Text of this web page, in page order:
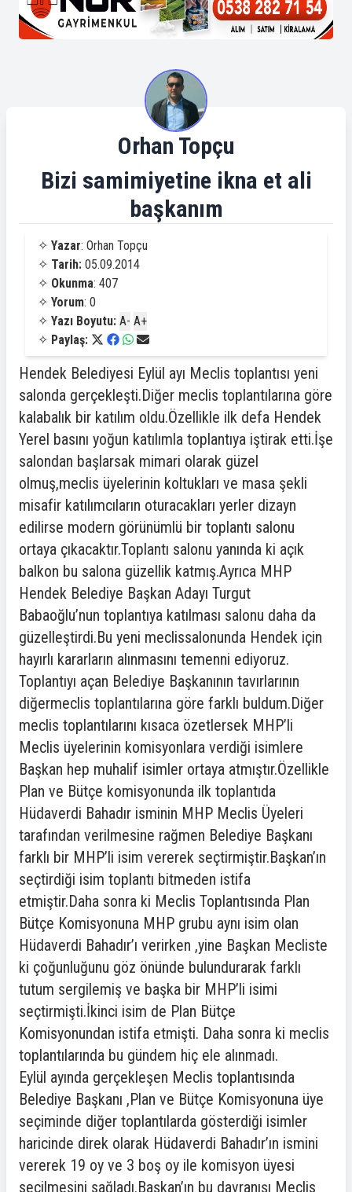
Orhan Topçu
Bizi samimiyetine ikna et ali
başkanım
✧ Yazar: Orhan Topçu
✧ Tarih: 05.09.2014
✧ Okunma: 407
✧ Yorum: 0
✧ Yazı Boyutu: A- A+
✧ Paylaş:
Hendek Belediyesi Eylül ayı Meclis toplantısı yeni
salonda gerçekleşti.Diğer meclis toplantılarına göre
kalabalık bir katılım oldu.Özellikle ilk defa Hendek
Yerel basını yoğun katılımla toplantıya iştirak etti.İşe
salondan başlarsak mimari olarak güzel
olmuş,meclis üyelerinin koltukları ve masa şekli
misafir katılımcıların oturacakları yerler dizayn
edilirse modern görünümlü bir toplantı salonu
ortaya çıkacaktır.Toplantı salonu yanında ki açık
balkon bu salona güzellik katmış.Ayrıca MHP
Hendek Belediye Başkan Adayı Turgut
Babaoğlu’nun toplantıya katılması salonu daha da
güzelleştirdi.Bu yeni meclissalonunda Hendek için
hayırlı kararların alınmasını temenni ediyoruz.
Toplantıyı açan Belediye Başkanının tavırlarının
diğermeclis toplantılarına göre farklı buldum.Diğer
meclis toplantılarını kısaca özetlersek MHP’li
Meclis üyelerinin komisyonlara verdiği isimlere
Başkan hep muhalif isimler ortaya atmıştır.Özellikle
Plan ve Bütçe komisyonunda ilk toplantıda
Hüdaverdi Bahadır isminin MHP Meclis Üyeleri
tarafından verilmesine rağmen Belediye Başkanı
farklı bir MHP’li isim vererek seçtirmiştir.Başkan’ın
seçtirdiği isim toplantı bitmeden istifa
etmiştir.Daha sonra ki Meclis Toplantısında Plan
Bütçe Komisyonuna MHP grubu aynı isim olan
Hüdaverdi Bahadır’ı verirken ,yine Başkan Mecliste
ki çoğunluğunu göz önünde bulundurarak farklı
tutum sergilemiş ve başka bir MHP’li isimi
seçtirmişti.İkinci isim de Plan Bütçe
Komisyonundan istifa etmişti. Daha sonra ki meclis
toplantılarında bu gündem hiç ele alınmadı.
Eylül ayında gerçekleşen Meclis toplantısında
Belediye Başkanı ,Plan ve Bütçe Komisyonuna üye
seçiminde diğer toplantılarda gösterdiği isimler
haricinde direk olarak Hüdaverdi Bahadır’ın ismini
vererek 19 oy ve 3 boş oy ile komisyon üyesi
seçilmesini sağladı.Başkan’ın bu davranışı Meclis